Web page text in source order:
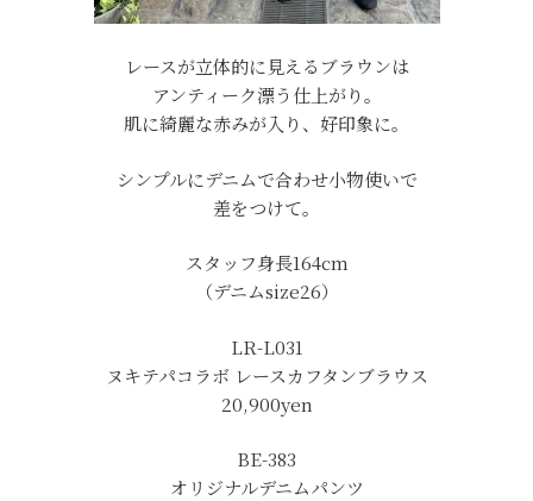
レースが立体的に見えるブラウンは
アンティーク漂う仕上がり。
肌に綺麗な赤みが入り、好印象に。
シンプルにデニムで合わせ小物使いで
差をつけて。
スタッフ身長164cm
（デニムsize26）
LR-L031
ヌキテパコラボ レースカフタンブラウス
20,900yen
BE-383
オリジナルデニムパンツ